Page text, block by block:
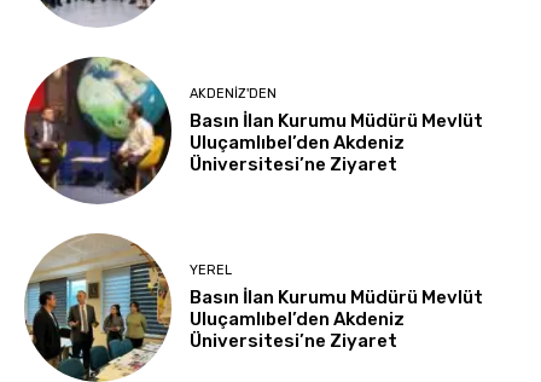
AKDENIZ'DEN
Basın İlan Kurumu Müdürü Mevlüt
Uluçamlıbel’den Akdeniz
Üniversitesi’ne Ziyaret
YEREL
Basın İlan Kurumu Müdürü Mevlüt
Uluçamlıbel’den Akdeniz
Üniversitesi’ne Ziyaret